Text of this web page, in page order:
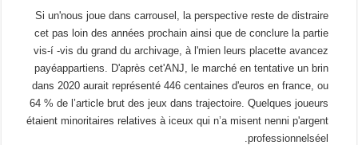
Si un'nous joue dans carrousel, la perspective reste de distraire
cet pas loin des années prochain ainsi que de conclure la partie
vis-í -vis du grand du archivage, à l'mien leurs placette avancez
payéappartiens. D'après cet'ANJ, le marché en tentative un brin
dans 2020 aurait représenté 446 centaines d'euros en france, ou
64 % de l’article brut des jeux dans trajectoire. Quelques joueurs
étaient minoritaires relatives à iceux qui n’a misent nenni p'argent
professionnelséel.